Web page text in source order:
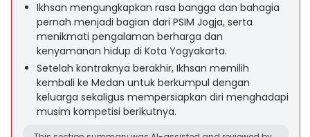
Ikhsan mengungkapkan rasa bangga dan bahagia
pernah menjadi bagian dari PSIM Jogja, serta
menikmati pengalaman berharga dan
kenyamanan hidup di Kota Yogyakarta.
Setelah kontraknya berakhir, Ikhsan memilih
kembali ke Medan untuk berkumpul dengan
keluarga sekaligus mempersiapkan diri menghadapi
musim kompetisi berikutnya.